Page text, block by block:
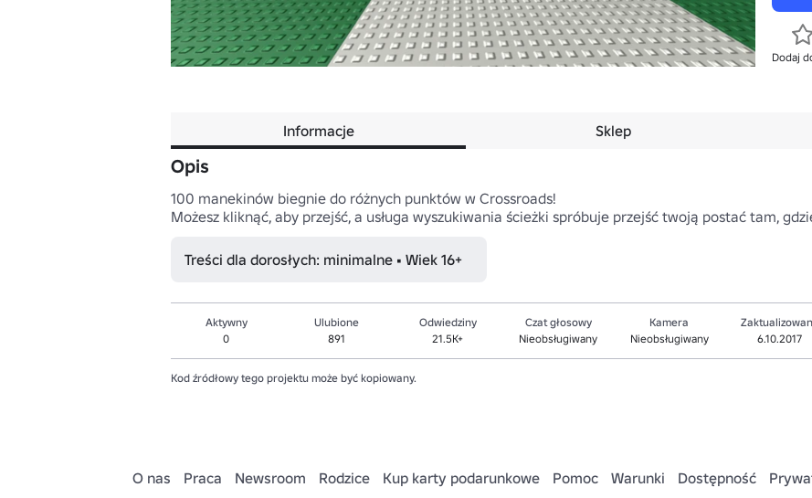
Dodaj
Informacje Sklep
Opis
100 manekinów biegnie do różnych punktów w Crossroads!
Możesz kliknąć, aby przejść, a usługa wyszukiwania ścieżki spróbuje przejść twoją postać tam,
Treści dla dorosłych: minimalne • Wiek 16+
Aktywny
0
Ulubione
891
Odwiedziny
21.5K+
Czat głosowy
Nieobsługiwany
Kamera
Nieobsługiwany
6.10.2017
Kod źródłowy tego projektu może być kopiowany.
O nas Praca Newsroom Rodzice Kup karty podarunkowe Pomoc Warunki Dostępność